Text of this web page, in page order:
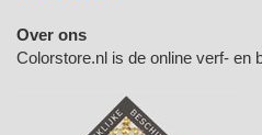
Over ons
Colorstore.nl is de online verf- en